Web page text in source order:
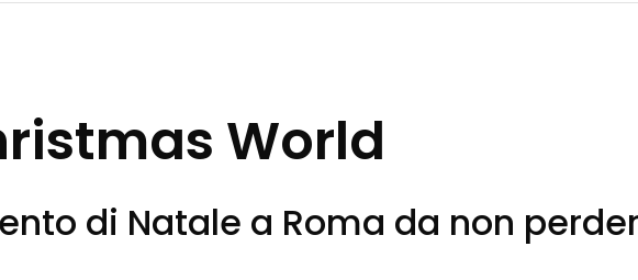
World
di Natale a Roma da non